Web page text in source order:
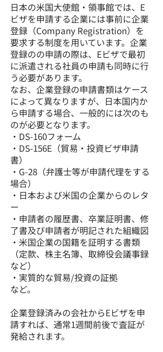
日本の米国大使館・領事館では、E
ビザを申請する企業には事前に企業
登録（Company Registration）を
要求する制度を用いています。企業
登録のの申請の際は、Eビザで最初
に派遣される社員の申請も同時に行
う必要があります。
なお、企業登録の申請書類はケース
によって異なりますが、日本国内か
ら申請する場合、一般的には次のも
のが必要となります。
・DS-160フォーム
・DS-156E（貿易・投資ビザ申請
書）
・G-28（弁護士等が申請代理をする
場合）
・日本および米国の企業からのレタ
ー
・申請者の履歴書、卒業証明書、修
了書及び申請者が明記された組織図
・米国企業の国籍を証明する書類
（定款、株主名簿、取締役会議事録
など）
・実質的な貿易/投資の証拠
など。
企業登録済みの会社からEビザを申
請すれば、通常1週間前後で査証が
発給されます。